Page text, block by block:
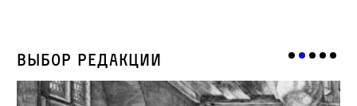
Выбор редакции